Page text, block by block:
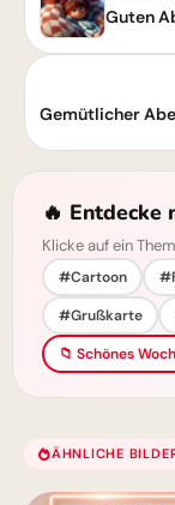
Guten
🔥 Entdecke
Klicke auf ein
#Cartoon
#Grußkarte
📁 Schönes
ÄHNLICHE